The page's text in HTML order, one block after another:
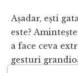
Așadar, ești
este?
a face ceva
gesturi